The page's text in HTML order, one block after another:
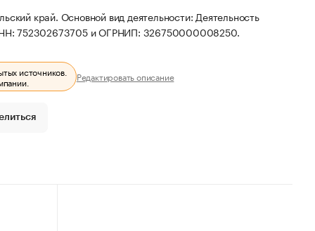
край. Основной вид деятельности: Деятельность
ИНН: 752302673705 и ОГРНИП: 326750000008250.
источников.
Редактировать описание